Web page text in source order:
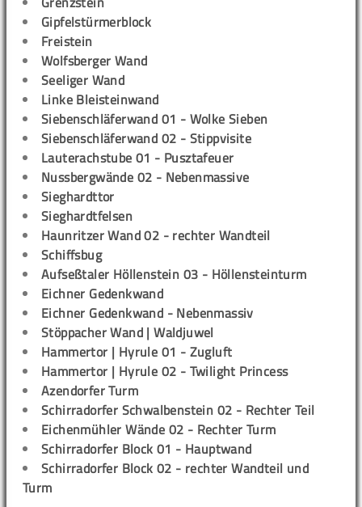
Gipfelstürmerblock
Freistein
Wolfsberger Wand
Seeliger Wand
Linke Bleisteinwand
Siebenschläferwand 01 - Wolke Sieben
Siebenschläferwand 02 - Stippvisite
Lauterachstube 01 - Pusztafeuer
Nussbergwände 02 - Nebenmassive
Sieghardttor
Sieghardtfelsen
Haunritzer Wand 02 - rechter Wandteil
Schiffsbug
Aufseßtaler Höllenstein 03 - Höllensteinturm
Eichner Gedenkwand
Eichner Gedenkwand - Nebenmassiv
Stöppacher Wand | Waldjuwel
Hammertor | Hyrule 01 - Zugluft
Hammertor | Hyrule 02 - Twilight Princess
Azendorfer Turm
Schirradorfer Schwalbenstein 02 - Rechter Teil
Eichenmühler Wände 02 - Rechter Turm
Schirradorfer Block 01 - Hauptwand
Schirradorfer Block 02 - rechter Wandteil und
Turm